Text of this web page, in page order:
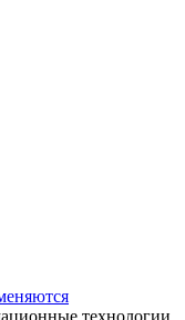
технологии